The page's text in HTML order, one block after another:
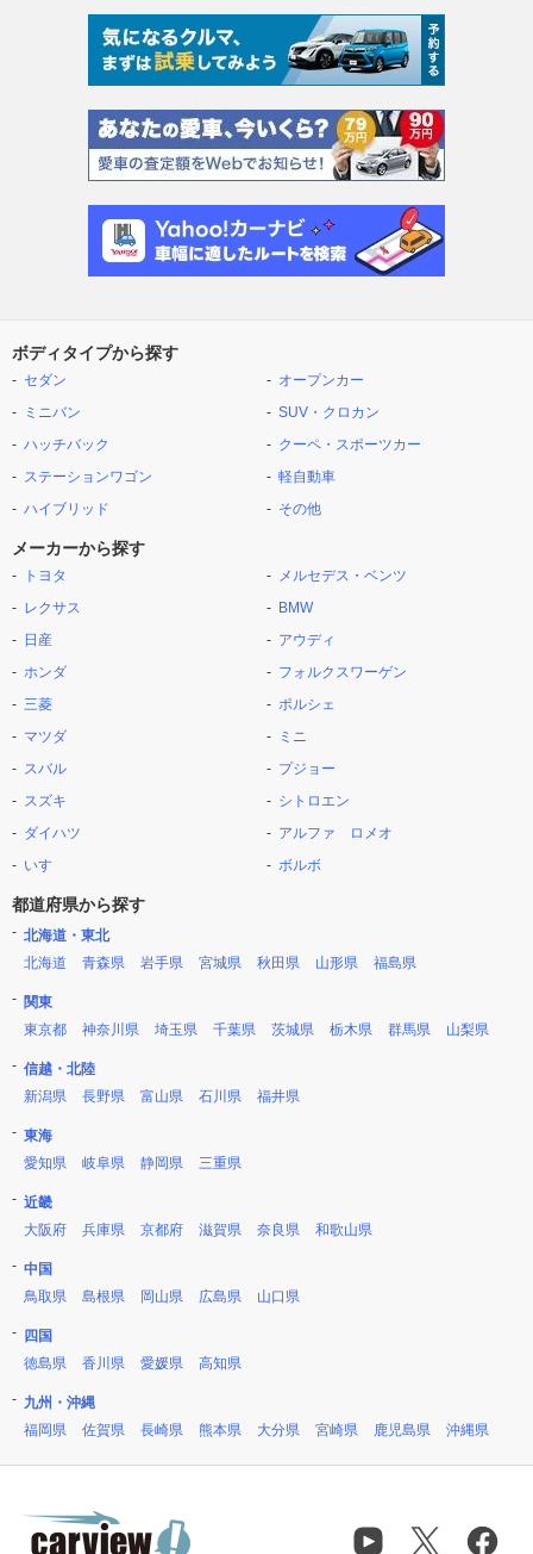
ボディタイプから探す
セダン
ミニバン
ハッチバック
ステーションワゴン
ハイブリッド
オープンカー
SUV・クロカン
クーペ・スポーツカー
軽自動車
その他
メーカーから探す
トヨタ
レクサス
日産
ホンダ
三菱
マツダ
スバル
スズキ
ダイハツ
いすゞ
メルセデス・ベンツ
BMW
アウディ
フォルクスワーゲン
ポルシェ
ミニ
プジョー
シトロエン
アルファ ロメオ
ボルボ
都道府県から探す
北海道・東北
北海道
青森県 岩手県 宮城県 秋田県 山形県 福島県
関東
東京都
神奈川県 埼玉県 千葉県 茨城県 栃木県 群馬県 山梨県
信越・北陸
新潟県
長野県 富山県 石川県 福井県
東海
愛知県
岐阜県 静岡県 三重県
近畿
大阪府
兵庫県 京都府 滋賀県 奈良県 和歌山県
中国
鳥取県
島根県 岡山県 広島県 山口県
四国
徳島県
香川県 愛媛県 高知県
九州・沖縄
福岡県
佐賀県 長崎県 熊本県 大分県 宮崎県 鹿児島県 沖縄県